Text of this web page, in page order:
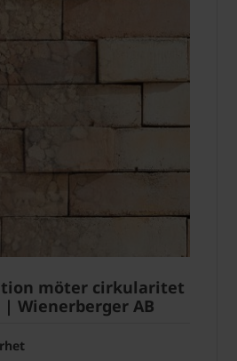
möter cirkularitet
Wienerberger AB